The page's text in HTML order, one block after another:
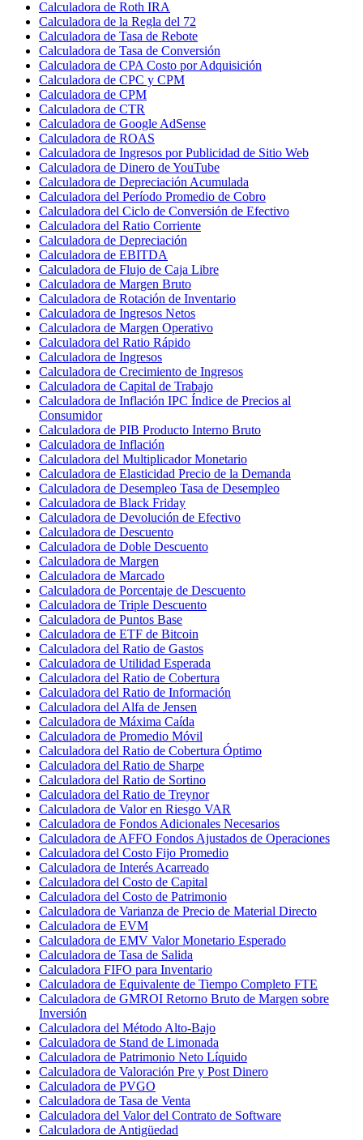
Calculadora de Roth IRA
Calculadora de la Regla del 72
Calculadora de Tasa de Rebote
Calculadora de Tasa de Conversión
Calculadora de CPA Costo por Adquisición
Calculadora de CPC y CPM
Calculadora de CPM
Calculadora de CTR
Calculadora de Google AdSense
Calculadora de ROAS
Calculadora de Ingresos por Publicidad de Sitio Web
Calculadora de Dinero de YouTube
Calculadora de Depreciación Acumulada
Calculadora del Período Promedio de Cobro
Calculadora del Ciclo de Conversión de Efectivo
Calculadora del Ratio Corriente
Calculadora de Depreciación
Calculadora de EBITDA
Calculadora de Flujo de Caja Libre
Calculadora de Margen Bruto
Calculadora de Rotación de Inventario
Calculadora de Ingresos Netos
Calculadora de Margen Operativo
Calculadora del Ratio Rápido
Calculadora de Ingresos
Calculadora de Crecimiento de Ingresos
Calculadora de Capital de Trabajo
Calculadora de Inflación IPC Índice de Precios al
Consumidor
Calculadora de PIB Producto Interno Bruto
Calculadora de Inflación
Calculadora del Multiplicador Monetario
Calculadora de Elasticidad Precio de la Demanda
Calculadora de Desempleo Tasa de Desempleo
Calculadora de Black Friday
Calculadora de Devolución de Efectivo
Calculadora de Descuento
Calculadora de Doble Descuento
Calculadora de Margen
Calculadora de Marcado
Calculadora de Porcentaje de Descuento
Calculadora de Triple Descuento
Calculadora de Puntos Base
Calculadora de ETF de Bitcoin
Calculadora del Ratio de Gastos
Calculadora de Utilidad Esperada
Calculadora del Ratio de Cobertura
Calculadora del Ratio de Información
Calculadora del Alfa de Jensen
Calculadora de Máxima Caída
Calculadora de Promedio Móvil
Calculadora del Ratio de Cobertura Óptimo
Calculadora del Ratio de Sharpe
Calculadora del Ratio de Sortino
Calculadora del Ratio de Treynor
Calculadora de Valor en Riesgo VAR
Calculadora de Fondos Adicionales Necesarios
Calculadora de AFFO Fondos Ajustados de Operaciones
Calculadora del Costo Fijo Promedio
Calculadora de Interés Acarreado
Calculadora del Costo de Capital
Calculadora del Costo de Patrimonio
Calculadora de Varianza de Precio de Material Directo
Calculadora de EVM
Calculadora de EMV Valor Monetario Esperado
Calculadora de Tasa de Salida
Calculadora FIFO para Inventario
Calculadora de Equivalente de Tiempo Completo FTE
Calculadora de GMROI Retorno Bruto de Margen sobre
Inversión
Calculadora del Método Alto-Bajo
Calculadora de Stand de Limonada
Calculadora de Patrimonio Neto Líquido
Calculadora de Valoración Pre y Post Dinero
Calculadora de PVGO
Calculadora de Tasa de Venta
Calculadora del Valor del Contrato de Software
Calculadora de Antigüedad